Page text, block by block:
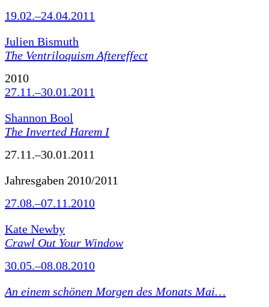
19.02.–24.04.2011
Julien Bismuth
The Ventriloquism Aftereffect
2010
27.11.–30.01.2011
Shannon Bool
The Inverted Harem I
27.11.–30.01.2011
Jahresgaben 2010/2011
27.08.–07.11.2010
Kate Newby
Crawl Out Your Window
30.05.–08.08.2010
An einem schönen Morgen des Monats Mai…